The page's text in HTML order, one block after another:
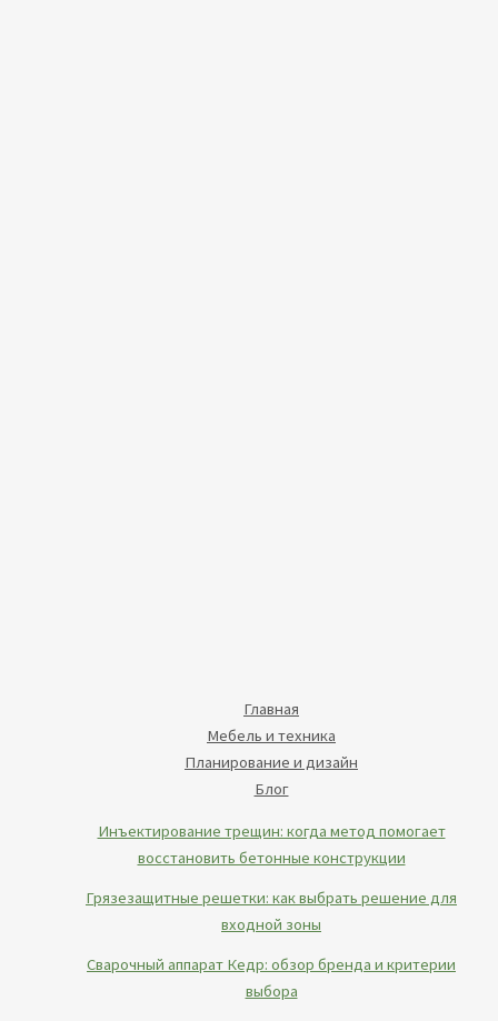
Главная
Мебель и техника
Планирование и дизайн
Блог
Инъектирование трещин: когда метод помогает
восстановить бетонные конструкции
Грязезащитные решетки: как выбрать решение для
входной зоны
Сварочный аппарат Кедр: обзор бренда и критерии
выбора